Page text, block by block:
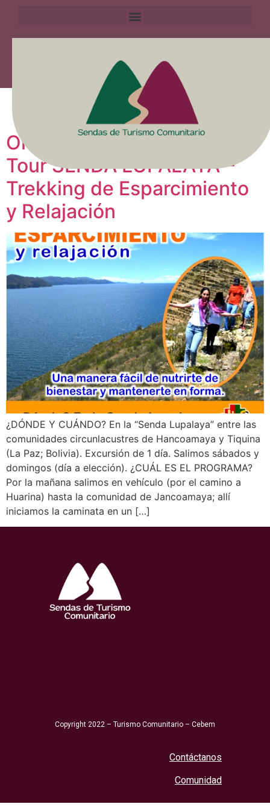
Etiqueta: Trekking
Origins Bolivia Explorer:
Tour SENDA LUPALAYA –
Trekking de Esparcimiento
y Relajación
¿DÓNDE Y CUÁNDO? En la “Senda Lupalaya” entre las
comunidades circunlacustres de Hancoamaya y Tiquina
(La Paz; Bolivia). Excursión de 1 día. Salimos sábados y
domingos (día a elección). ¿CUÁL ES EL PROGRAMA?
Por la mañana salimos en vehículo (por el camino a
Huarina) hasta la comunidad de Jancoamaya; allí
iniciamos la caminata en un […]
Copyright 2022 – Turismo Comunitario – Cebem
Contáctanos
Comunidad